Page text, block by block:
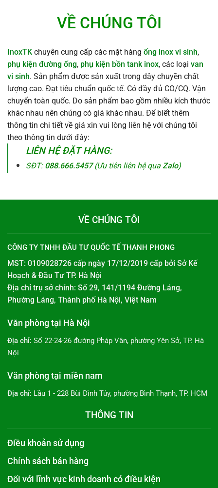
VỀ CHÚNG TÔI
InoxTK chuyên cung cấp các mặt hàng ống inox vi sinh,
phụ kiện đường ống, phụ kiện bồn tank inox, các loại van
vi sinh. Sản phẩm được sản xuất trong dây chuyền chất
lượng cao. Đạt tiêu chuẩn quốc tế. Có đầy đủ CO/CQ. Vận
chuyển toàn quốc. Do sản phẩm bao gồm nhiều kích thước
khác nhau nên chúng có giá khác nhau. Để biết thêm
thông tin chi tiết về giá xin vui lòng liên hệ với chúng tôi
theo thông tin dưới đây:
LIÊN HỆ ĐẶT HÀNG:
SĐT: 088.666.5457(Ưu tiên liên hệ qua Zalo)
VỀ CHÚNG TÔI
CÔNG TY TNHH ĐẦU TƯ QUỐC TẾ THANH PHONG
MST: 0109028726 cấp ngày 17/12/2019 cấp bởi Sở Kế
Hoạch & Đầu Tư TP. Hà Nội
Địa chỉ trụ sở chính: Số 29, 141/1194 Đường Láng,
Phường Láng, Thành phố Hà Nội, Việt Nam
Văn phòng tại Hà Nội
Địa chỉ: Số 22-24-26 đường Pháp Vân, phường Yên Sở, TP. Hà
Nội
Văn phòng tại miền nam
Địa chỉ: Lầu 1 - 228 Bùi Đình Túy, phường Bình Thạnh, TP. HCM
THÔNG TIN
Điều khoản sử dụng
Chính sách bán hàng
Đối với lĩnh vực kinh doanh có điều kiện